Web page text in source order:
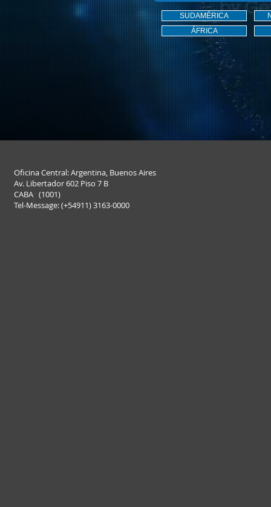
SUDAMÉRICA
ÁFRICA
Oficina Central: Argentina, Buenos Aires
Av. Libertador 602 Piso 7 B
CABA (1001)
Tel-Message: (+54911) 3163-0000